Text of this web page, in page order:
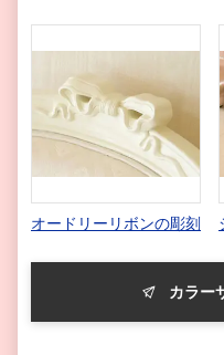
オードリーリボンの彫刻
カラー